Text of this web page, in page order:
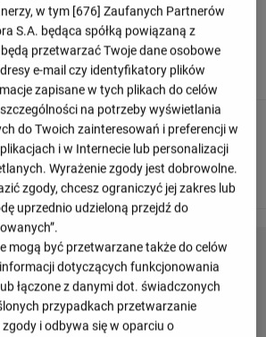
odgwizduje koniec meczu.
uderza z jedenastki, ale nie
w tym [676] Zaufanych Partnerów
S.A. będąca spółką powiązaną z
przetwarzać Twoje dane osobowe
e-mail czy identyfikatory plików
zapisane w tych plikach do celów
na potrzeby wyświetlania
do Twoich zainteresowań i preferencji w
i w Internecie lub personalizacji
Wyrażenie zgody jest dobrowolne.
zgody, chcesz ograniczyć jej zakres lub
uprzednio udzieloną przejdź do
mogą być przetwarzane także do celów
dotyczących funkcjonowania
łączone z danymi dot. świadczonych
przypadkach przetwarzanie
i odbywa się w oparciu o